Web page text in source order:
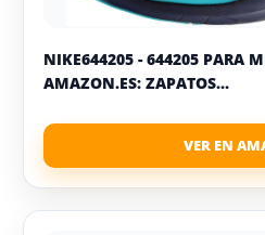
NIKE644205 - 644205 PARA
AMAZON.ES: ZAPATOS...